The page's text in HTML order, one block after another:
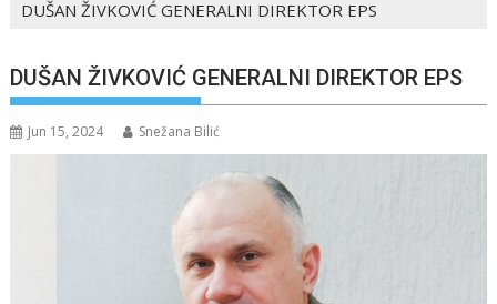
DUŠAN ŽIVKOVIĆ GENERALNI DIREKTOR EPS
DUŠAN ŽIVKOVIĆ GENERALNI DIREKTOR EPS
Jun 15, 2024 Snežana Bilić